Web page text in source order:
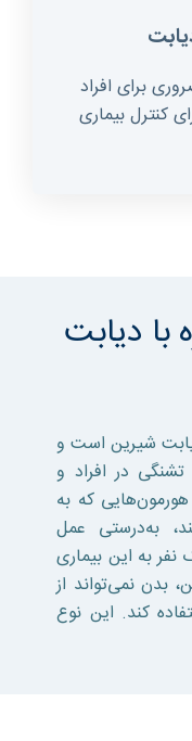
برای افراد
کنترل بیماری
با دیابت
شیرین است و
در افراد و
که به
به‌درستی عمل
فقط یک نفر به این بیماری
بدن نمی‌تواند از
کند. این نوع